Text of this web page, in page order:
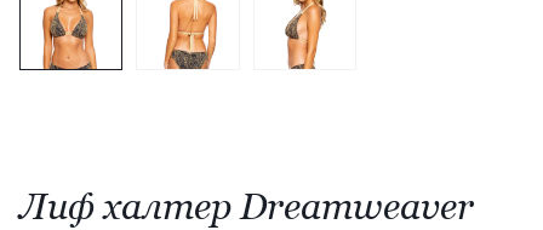
Лиф халтер Dreamweaver